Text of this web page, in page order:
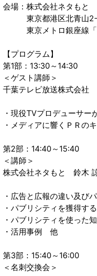
会場：株式会社ネタもと
東京都港区北青山2-
東京メトロ銀座線「
【プログラム】
第1部：13:30～14:30
＜ゲスト講師＞
千葉テレビ放送株式会
・現役TVプロデューサー
・メディアに響くＰＲ
第2部：14:40～15:40
＜講師＞
株式会社ネタもと 鈴木
・広告と広報の違い及び
・パブリシティを獲得す
・パブリシティを使った
・活用事例 他
第3部：15:40～16:00
＜名刺交換会＞